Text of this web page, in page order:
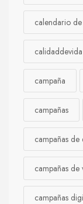
calendario
calidaddevida
campaña
campañas
campañas de
campañas de
campañas